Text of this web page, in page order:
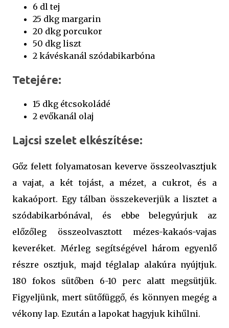
6 dl tej
25 dkg margarin
20 dkg porcukor
50 dkg liszt
2 kávéskanál szódabikarbóna
Tetejére:
15 dkg étcsokoládé
2 evőkanál olaj
Lajcsi szelet elkészítése:
Gőz felett folyamatosan keverve összeolvasztjuk
a vajat, a két tojást, a mézet, a cukrot, és a
kakaóport. Egy tálban összekeverjük a lisztet a
szódabikarbónával, és ebbe belegyúrjuk az
előzőleg összeolvasztott mézes-kakaós-vajas
keveréket. Mérleg segítségével három egyenlő
részre osztjuk, majd téglalap alakúra nyújtjuk.
180 fokos sütőben 6-10 perc alatt megsütjük.
Figyeljünk, mert sütőfüggő, és könnyen megég a
vékony lap. Ezután a lapokat hagyjuk kihűlni.